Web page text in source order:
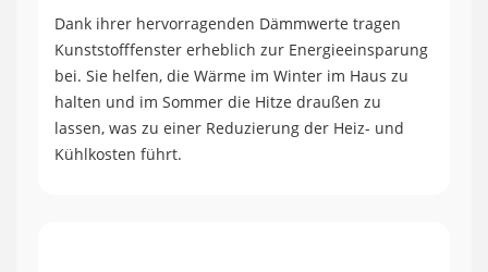
Dank ihrer hervorragenden Dämmwerte tragen
Kunststofffenster erheblich zur Energieeinsparung
bei. Sie helfen, die Wärme im Winter im Haus zu
halten und im Sommer die Hitze draußen zu
lassen, was zu einer Reduzierung der Heiz- und
Kühlkosten führt.